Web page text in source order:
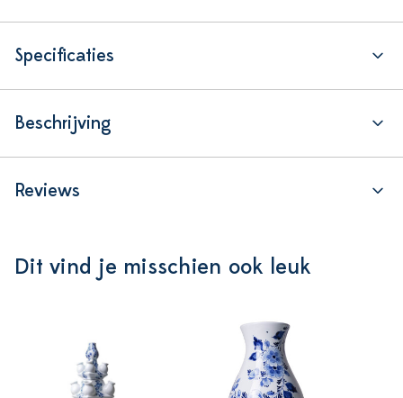
Specificaties
Beschrijving
Reviews
Dit vind je misschien ook leuk